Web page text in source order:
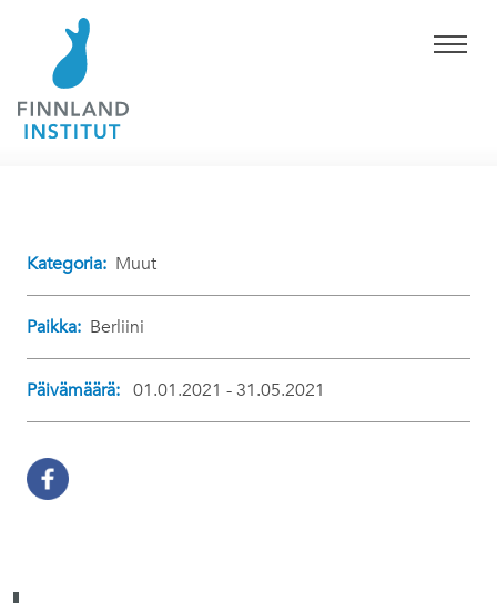
Kategoria: Muut
Paikka: Berliini
Päivämäärä: 01.01.2021 - 31.05.2021